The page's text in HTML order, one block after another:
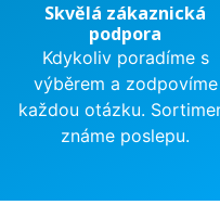
Skvělá zákaznická
podpora
Kdykoliv poradíme s
výběrem a zodpovíme
každou otázku.
známe poslepu.